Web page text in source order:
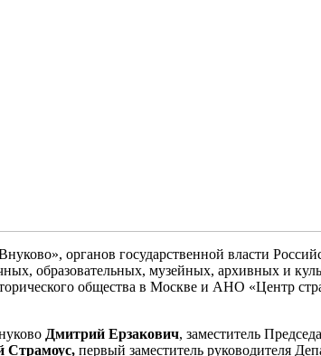
органов государственной власти
образовательных, музейных, архивных и
общества в Москве и АНО «Центр
Дмитрий Ерзакович, заместитель
Страмоус, первый заместитель руководителя